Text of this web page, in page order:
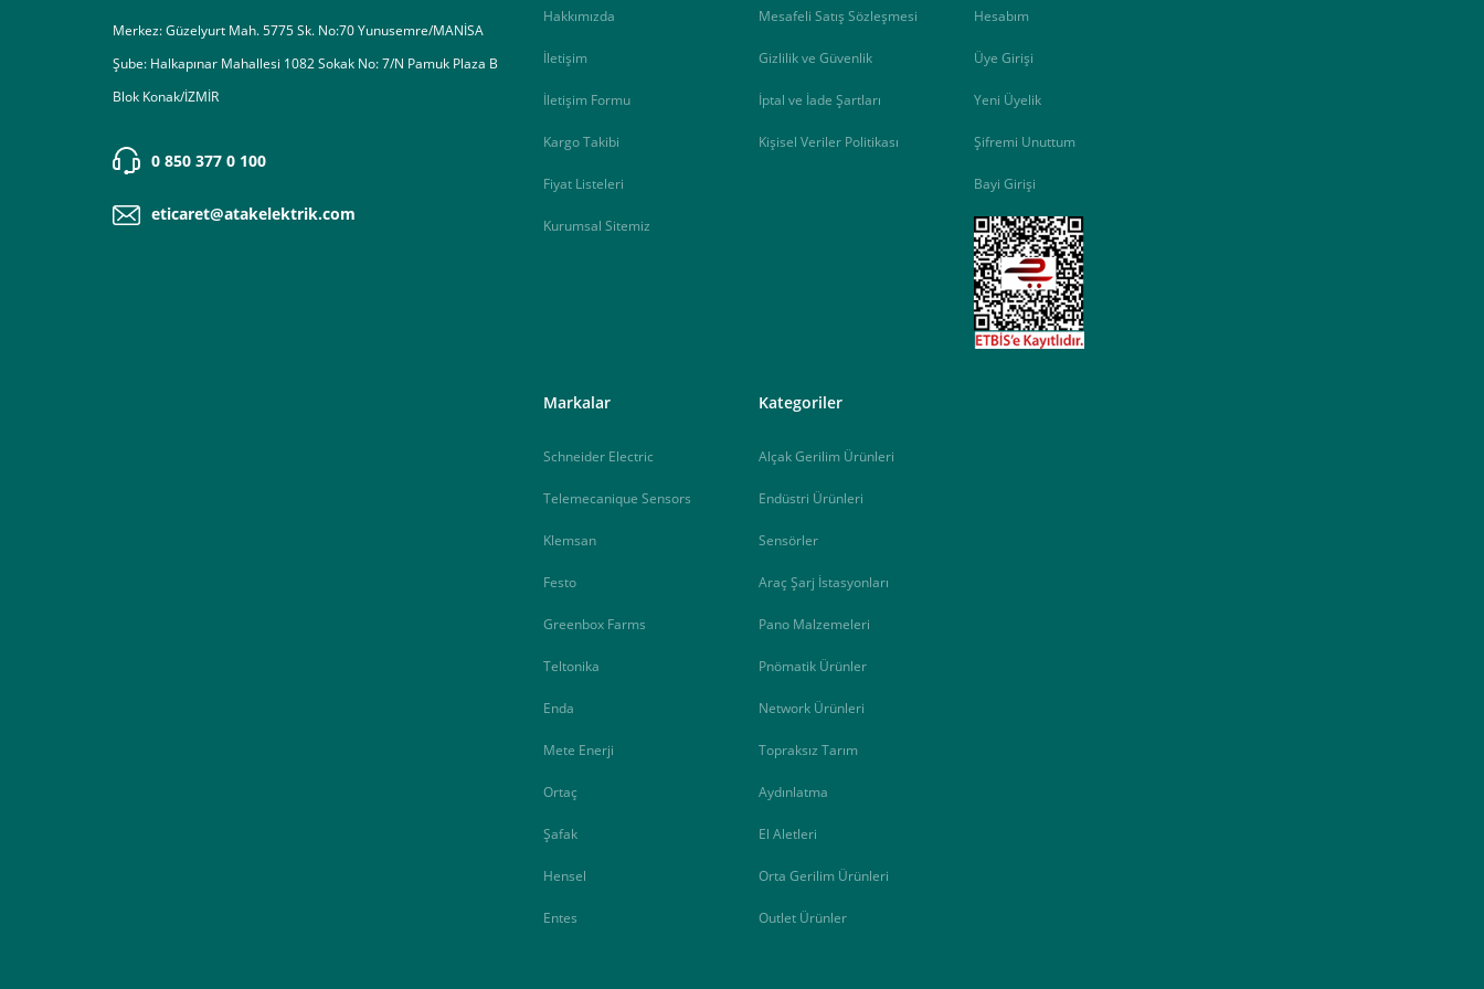
4-Son olarak siparişi vermiş olduğunuz e-posta adresinize ileteceğimiz link üzerinden tıklayarak 3D Secure güvenli ödeme ile ödemenizi tamamlayabilirsiniz ,
Lütfen bunlara uygun bir sekilde ödemenizi gerçekleştiriniz , yoksa ödemeniz başarısız sonuçlanır.
Merkez: Güzelyurt Mah. 5775 Sk. No:70 Yunusemre/MANİSA
Şube: Halkapınar Mahallesi 1082 Sokak No: 7/N Pamuk Plaza B
Blok Konak/İZMİR
0 850 377 0 100
eticaret@atakelektrik.com
Hakkımızda
İletişim
İletişim Formu
Kargo Takibi
Fiyat Listeleri
Kurumsal Sitemiz
Mesafeli Satış Sözleşmesi
Gizlilik ve Güvenlik
İptal ve İade Şartları
Kişisel Veriler Politikası
Hesabım
Üye Girişi
Yeni Üyelik
Şifremi Unuttum
Bayi Girişi
Markalar
Schneider Electric
Telemecanique Sensors
Klemsan
Festo
Greenbox Farms
Teltonika
Enda
Mete Enerji
Ortaç
Şafak
Hensel
Entes
Kategoriler
Alçak Gerilim Ürünleri
Endüstri Ürünleri
Sensörler
Araç Şarj İstasyonları
Pano Malzemeleri
Pnömatik Ürünler
Network Ürünleri
Topraksız Tarım
Aydınlatma
El Aletleri
Orta Gerilim Ürünleri
Outlet Ürünler